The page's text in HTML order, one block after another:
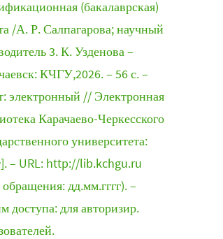
(бакалаврская)
/А. Р. Салпагарова; научный
3. К. Узденова –
КЧГУ,2026. – 56 с. –
электронный // Электронная
Карачаево-Черкесского
университета:
– URL: http://lib.kchgu.ru
обращения: дд.мм.гггг). –
доступа: для авторизир.